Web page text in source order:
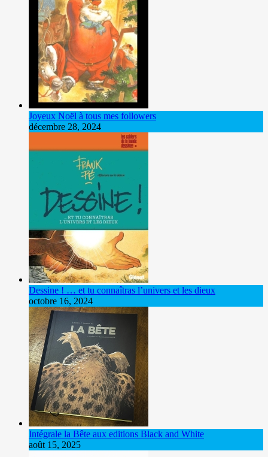
Joyeux Noël à tous mes followers
décembre 28, 2024
Dessine ! … et tu connaîtras l’univers et les dieux
octobre 16, 2024
Intégrale la Bête aux editions Black and White
août 15, 2025